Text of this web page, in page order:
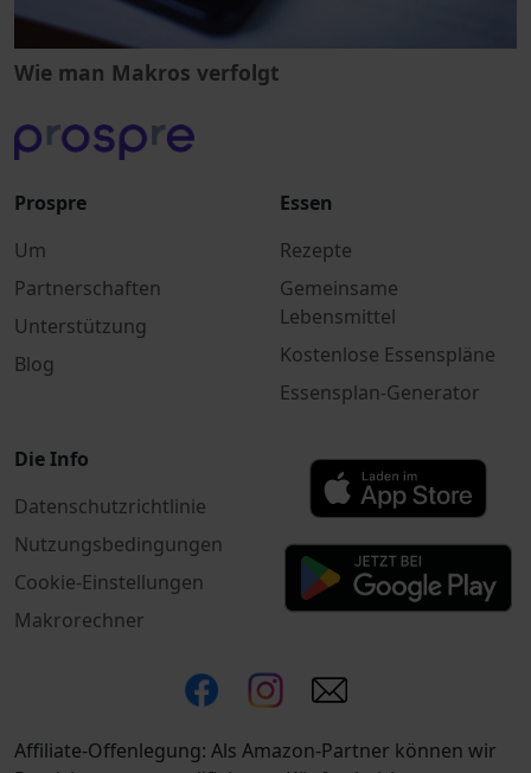
Wie man Makros verfolgt
Prospre
Um
Partnerschaften
Unterstützung
Blog
Essen
Rezepte
Gemeinsame
Lebensmittel
Kostenlose Essenspläne
Essensplan-Generator
Die Info
Datenschutzrichtlinie
Nutzungsbedingungen
Cookie-Einstellungen
Makrorechner
Affiliate-Offenlegung: Als Amazon-Partner können wir